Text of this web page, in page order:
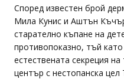
Според известен брой
Мила Кунис и Аштън
старателно къпане на
противопоказно, тъй
естествената секреция
център с нестопанска